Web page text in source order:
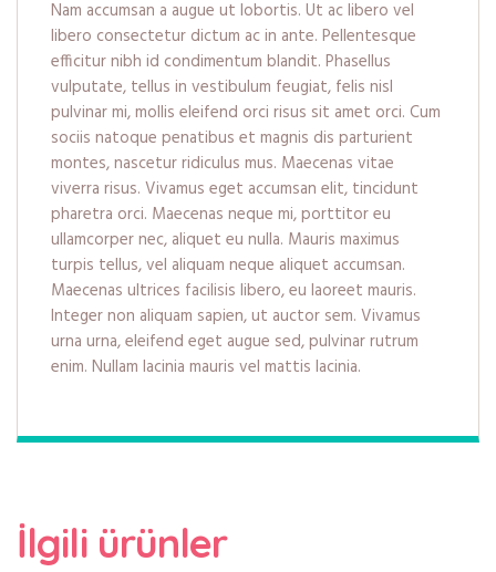
Nam accumsan a augue ut lobortis. Ut ac libero vel
libero consectetur dictum ac in ante. Pellentesque
efficitur nibh id condimentum blandit. Phasellus
vulputate, tellus in vestibulum feugiat, felis nisl
pulvinar mi, mollis eleifend orci risus sit amet orci. Cum
sociis natoque penatibus et magnis dis parturient
montes, nascetur ridiculus mus. Maecenas vitae
viverra risus. Vivamus eget accumsan elit, tincidunt
pharetra orci. Maecenas neque mi, porttitor eu
ullamcorper nec, aliquet eu nulla. Mauris maximus
turpis tellus, vel aliquam neque aliquet accumsan.
Maecenas ultrices facilisis libero, eu laoreet mauris.
Integer non aliquam sapien, ut auctor sem. Vivamus
urna urna, eleifend eget augue sed, pulvinar rutrum
enim. Nullam lacinia mauris vel mattis lacinia.
İlgili ürünler